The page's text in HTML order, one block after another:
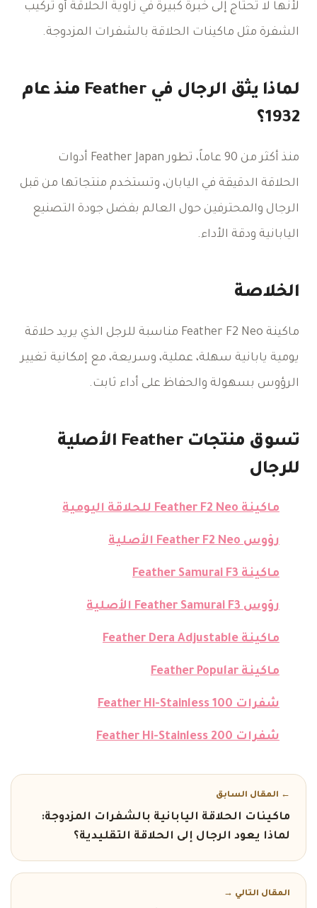
لأنها لا تحتاج إلى خبرة كبيرة في زاوية الحلاقة أو تركيب
الشفرة مثل ماكينات الحلاقة بالشفرات المزدوجة.
لماذا يثق الرجال في Feather منذ عام
1932؟
منذ أكثر من 90 عاماً، تطور Feather Japan أدوات
الحلاقة الدقيقة في اليابان، وتستخدم منتجاتها من قبل
الرجال والمحترفين حول العالم بفضل جودة التصنيع
اليابانية ودقة الأداء.
الخلاصة
ماكينة Feather F2 Neo مناسبة للرجل الذي يريد حلاقة
يومية يابانية سهلة، عملية، وسريعة، مع إمكانية تغيير
الرؤوس بسهولة والحفاظ على أداء ثابت.
تسوق منتجات Feather الأصلية
للرجال
ماكينة Feather F2 Neo للحلاقة اليومية
رؤوس Feather F2 Neo الأصلية
ماكينة Feather Samurai F3
رؤوس Feather Samurai F3 الأصلية
ماكينة Feather Dera Adjustable
ماكينة Feather Popular
شفرات Feather Hi-Stainless 100
شفرات Feather Hi-Stainless 200
← المقال السابق
ماكينات الحلاقة اليابانية بالشفرات المزدوجة:
لماذا يعود الرجال إلى الحلاقة التقليدية؟
المقال التالي →